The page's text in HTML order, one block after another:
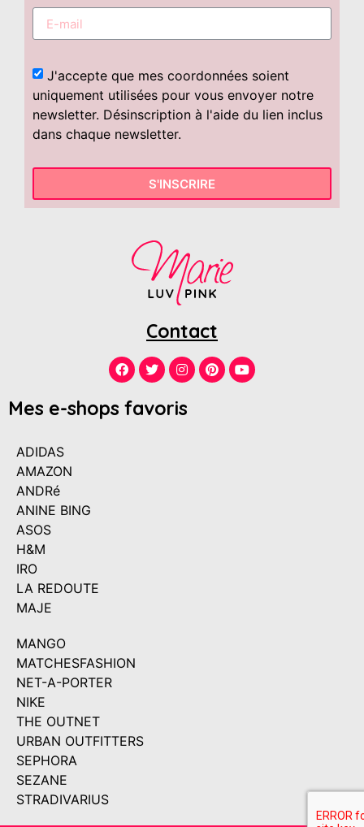
J'accepte que mes coordonnées soient
uniquement utilisées pour vous envoyer notre
newsletter. Désinscription à l'aide du lien inclus
dans chaque newsletter.
S'INSCRIRE
Contact
Mes e-shops favoris
ADIDAS
AMAZON
ANDRé
ANINE BING
ASOS
H&M
IRO
LA REDOUTE
MAJE
MANGO
MATCHESFASHION
NET-A-PORTER
NIKE
THE OUTNET
URBAN OUTFITTERS
SEPHORA
SEZANE
STRADIVARIUS